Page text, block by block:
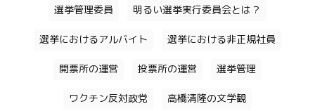
選挙管理委員 明るい選挙実行委員会とは？
選挙におけるアルバイト 選挙における非正規社員
開票所の運営 投票所の運営 選挙管理
ワクチン反対政党 高橋清隆の文学観